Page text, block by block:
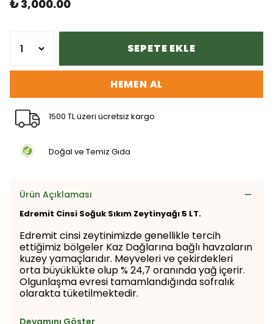
₺ 3,000.00
SEPETE EKLE
HEMEN AL
1500 TL üzeri ücretsiz kargo
Doğal ve Temiz Gıda
Ürün Açıklaması
Edremit Cinsi Soğuk Sıkım Zeytinyağı 5 LT.
Edremit cinsi zeytinimizde genellikle tercih
ettiğimiz bölgeler Kaz Dağlarına bağlı havzaların
kuzey yamaçlarıdır. Meyveleri ve çekirdekleri
orta büyüklükte olup % 24,7 oranında yağ içerir.
Olgunlaşma evresi tamamlandığında sofralık
olarakta tüketilmektedir.
Devamını Göster